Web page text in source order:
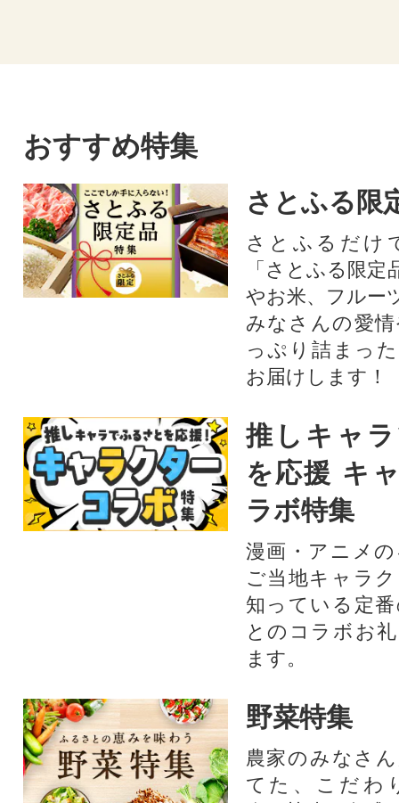
おすすめ特集
さとふる限
さとふるだけ
「さとふる限
やお米、フルー
みなさんの愛
っぷり詰まっ
お届けします！
推しキャ
を応援 キ
ラボ特集
漫画・アニメ
ご当地キャラ
知っている定
とのコラボお
ます。​
野菜特集
農家のみなさ
てた、こだわ